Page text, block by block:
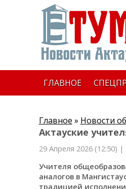
ГЛАВНОЕ
Главное » Новости
Актауские
29 Апреля 2026 (12:50) |
Учителя
аналогов в
традицией